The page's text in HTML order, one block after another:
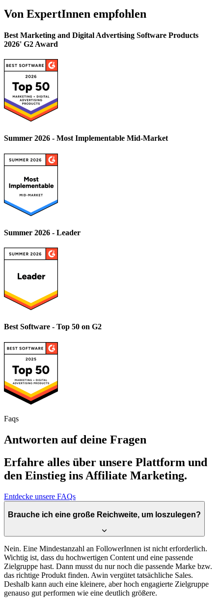
Von ExpertInnen empfohlen
Best Marketing and Digital Advertising Software Products
2026' G2 Award
Summer 2026 - Most Implementable Mid-Market
Summer 2026 - Leader
Best Software - Top 50 on G2
Faqs
Antworten auf deine Fragen
Erfahre alles über unsere Plattform und
den Einstieg ins Affiliate Marketing.
Entdecke unsere FAQs
Brauche ich eine große Reichweite, um loszulegen?
Nein. Eine Mindestanzahl an FollowerInnen ist nicht erforderlich.
Wichtig ist, dass du hochwertigen Content und eine passende
Zielgruppe hast. Dann musst du nur noch die passende Marke bzw.
das richtige Produkt finden. Awin vergütet tatsächliche Sales.
Deshalb kann auch eine kleinere, aber hoch engagierte Zielgruppe
genauso gut performen wie eine deutlich größere.